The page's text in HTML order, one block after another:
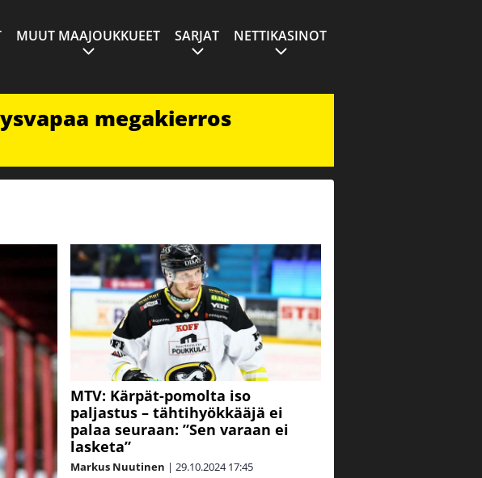
MUUT MAAJOUKKUEET SARJAT NETTIKASINOT
megakierros
MTV: Kärpät-pomolta iso
paljastus – tähtihyökkääjä ei
palaa seuraan: ”Sen varaan ei
lasketa”
Markus Nuutinen | 29.10.2024 17:45